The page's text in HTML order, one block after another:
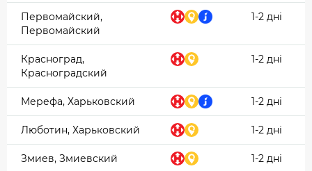
Первомайский,
Первомайский
1-2 дні
Красноград,
Красноградский
1-2 дні
Мерефа, Харьковский 1-2 дні
Люботин, Харьковский 1-2 дні
Змиев, Змиевский 1-2 дні